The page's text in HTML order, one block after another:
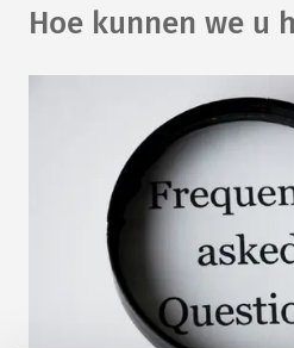
Hoe kunnen we u